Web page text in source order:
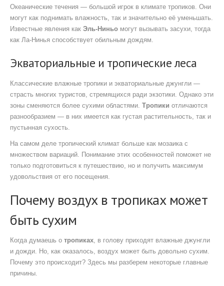
Океанические течения — большой игрок в климате тропиков. Они
могут как поднимать влажность, так и значительно её уменьшать.
Известные явления как Эль-Ниньо могут вызывать засухи, тогда
как Ла-Нинья способствует обильным дождям.
Экваториальные и тропические леса
Классические влажные тропики и экваториальные джунгли —
страсть многих туристов, стремящихся ради экзотики. Однако эти
зоны сменяются более сухими областями. Тропики отличаются
разнообразием — в них имеется как густая растительность, так и
пустынная сухость.
На самом деле тропический климат больше как мозаика с
множеством вариаций. Понимание этих особенностей поможет не
только подготовиться к путешествию, но и получить максимум
удовольствия от его посещения.
Почему воздух в тропиках может
быть сухим
Когда думаешь о тропиках , в голову приходят влажные джунгли
и дожди. Но, как оказалось, воздух может быть довольно сухим.
Почему это происходит? Здесь мы разберем некоторые главные
причины.